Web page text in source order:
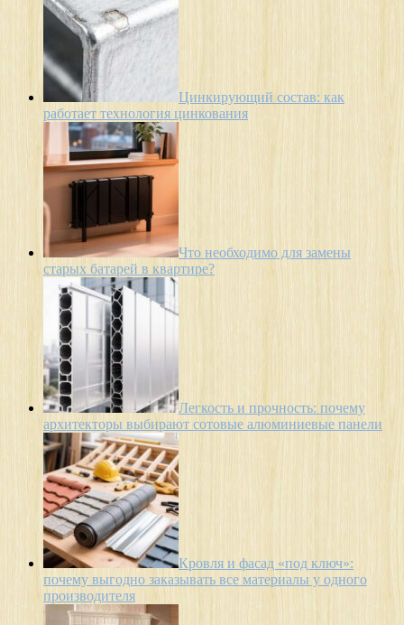
Цинкирующий состав: как
работает технология цинкования
Что необходимо для замены
старых батарей в квартире?
Легкость и прочность: почему
архитекторы выбирают сотовые алюминиевые панели
Кровля и фасад «под ключ»:
почему выгодно заказывать все материалы у одного
производителя